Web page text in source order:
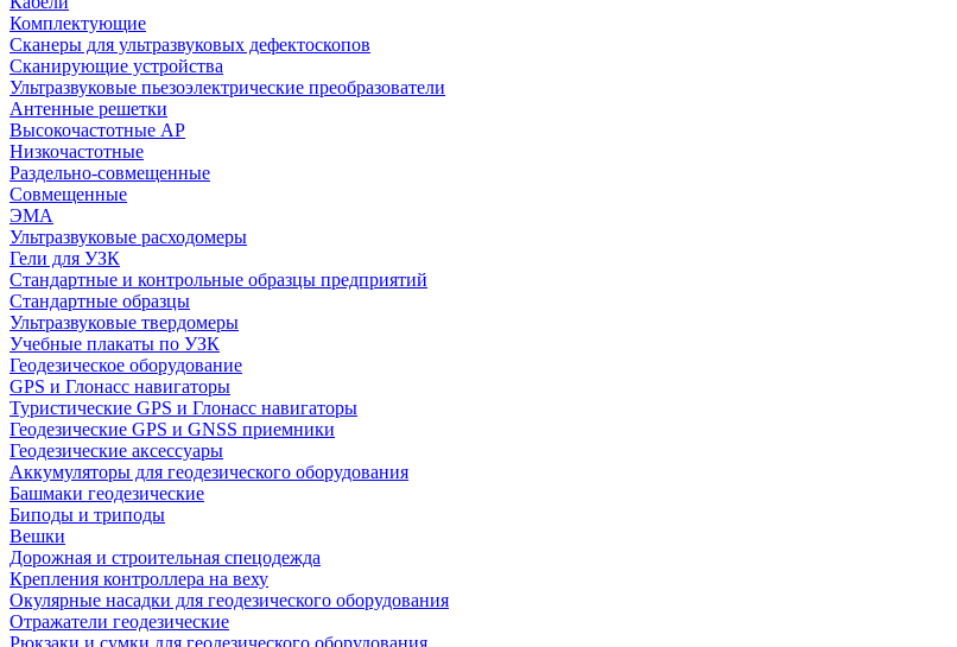
Комплектующие
Сканеры для ультразвуковых дефектоскопов
Сканирующие устройства
Ультразвуковые пьезоэлектрические преобразователи
Антенные решетки
Высокочастотные АР
Низкочастотные
Раздельно-совмещенные
Совмещенные
ЭМА
Ультразвуковые расходомеры
Гели для УЗК
Стандартные и контрольные образцы предприятий
Стандартные образцы
Ультразвуковые твердомеры
Учебные плакаты по УЗК
Геодезическое оборудование
GPS и Глонасс навигаторы
Туристические GPS и Глонасс навигаторы
Геодезические GPS и GNSS приемники
Геодезические аксессуары
Аккумуляторы для геодезического оборудования
Башмаки геодезические
Биподы и триподы
Вешки
Дорожная и строительная спецодежда
Крепления контроллера на веху
Окулярные насадки для геодезического оборудования
Отражатели геодезические
Рюкзаки и сумки для геодезического оборудования